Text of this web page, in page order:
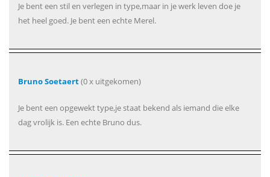
Je bent een stil en verlegen in type,maar in je werk leven doe je
het heel goed. Je bent een echte Merel.
Bruno Soetaert(0 x uitgekomen)
Je bent een opgewekt type,je staat bekend als iemand die elke
dag vrolijk is. Een echte Bruno dus.